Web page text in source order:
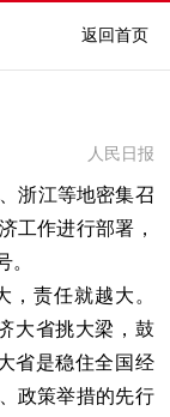
返回首页
人民日报
浙江等地密集召
工作进行部署，
。
责任就越大。
大省挑大梁，鼓
省是稳住全国经
政策举措的先行